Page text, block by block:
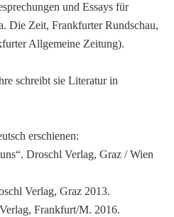
und Essays für
Die Zeit, Frankfurter Rundschau,
Allgemeine Zeitung).
schreibt sie Literatur in
erschienen:
Droschl Verlag, Graz / Wien
Verlag, Graz 2013.
Frankfurt/M. 2016.